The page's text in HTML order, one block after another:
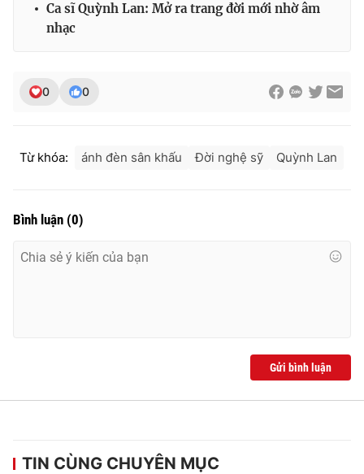
Ca sĩ Quỳnh Lan: Mở ra trang đời mới nhờ âm
nhạc
0 0
Từ khóa: ánh đèn sân khấu Đời nghệ sỹ Quỳnh Lan
Bình luận (0)
Gửi bình luận
TIN CÙNG CHUYÊN MỤC